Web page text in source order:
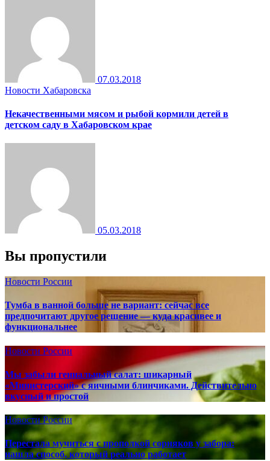
07.03.2018
Новости Хабаровска
Некачественными мясом и рыбой кормили детей в
детском саду в Хабаровском крае
05.03.2018
Вы пропустили
Новости России
Тумба в ванной больше не вариант: сейчас все
предпочитают другое решение — куда красивее и
функциональнее
Новости России
Мы забыли гениальный салат: шикарный
«Министерский» с яичными блинчиками. Действительно
вкусный и простой
Новости России
Перестала мучиться с прополкой сорняков у забора:
нашла способ, который реально работает